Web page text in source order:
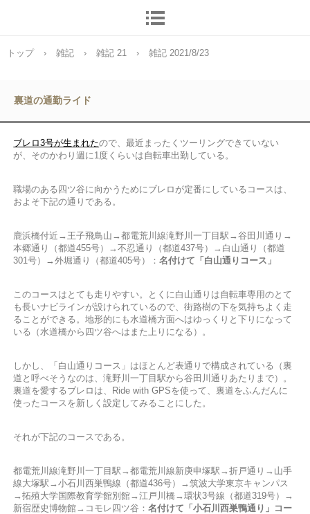
トップ › 雑記 › 雑記 21 › 雑記 2021/8/23
裏道の通勤ライド
ブレロ3号が生まれたので、最近まったくツーリングできていない
が、そのかわり週に1度くらいは自転車出勤している。
職場のある四ツ谷に向かうためにブレロが定番にしているコースは、
およそ下記の通りである。
鹿浜橋付近→王子飛鳥山→都電荒川線滝野川一丁目駅→谷田川通り→
本郷通り（都道455号）→不忍通り（都道437号）→白山通り（都道
301号）→外堀通り（都道405号）：名付けて「白山通りコース」
このコースはとても走りやすい。とくに白山通りは自転車専用のとて
も長いナビラインが設けられているので、街路樹の下を気持ちよく走
ることができる。地形的にも水道橋方面へはゆっくりと下りになって
いる（水道橋から四ツ谷へはまた上りになる）。
しかし、「白山通りコース」はほとんど表通りで構成されている（裏
道と呼べそうなのは、滝野川一丁目駅から谷田川通りあたりまで）。
裏道を愛するブレロは、Ride with GPSを使って、裏道をふんだんに
使ったコースを新しく設定してみることにした。
それが下記のコースである。
都電荒川線滝野川一丁目駅→都電荒川線新庚申塚駅→折戸通り→山手
線大塚駅→小石川西巣鴨線（都道436号）→筑波大学東京キャンパス
→拓殖大学国際教育学館別館→江戸川橋→環状3号線（都道319号）→
新宿歴史博物館→コモレ四ツ谷：名付けて「小石川西巣鴨通り」コー